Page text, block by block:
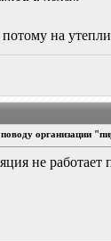
на
организации
не